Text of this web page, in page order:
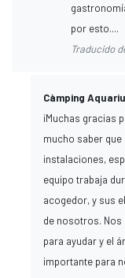
por esto....
Traducido
Càmping
¡Muchas gracias
mucho saber
instalaciones,
equipo trabaja
acogedor, y sus
de nosotros. Nos
para ayudar y el
importante para